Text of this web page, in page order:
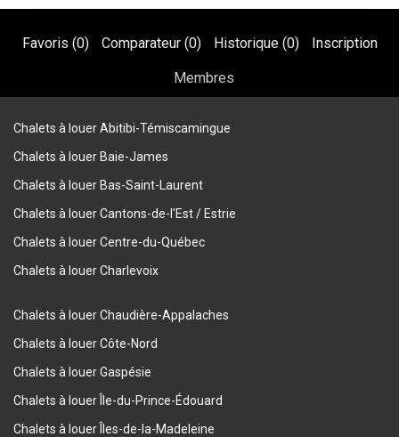
Favoris (0) Comparateur (0) Historique (0) Inscription
Membres
Chalets à louer Abitibi-Témiscamingue
Chalets à louer Baie-James
Chalets à louer Bas-Saint-Laurent
Chalets à louer Cantons-de-l'Est / Estrie
Chalets à louer Centre-du-Québec
Chalets à louer Charlevoix
Chalets à louer Chaudière-Appalaches
Chalets à louer Côte-Nord
Chalets à louer Gaspésie
Chalets à louer Île-du-Prince-Édouard
Chalets à louer Îles-de-la-Madeleine